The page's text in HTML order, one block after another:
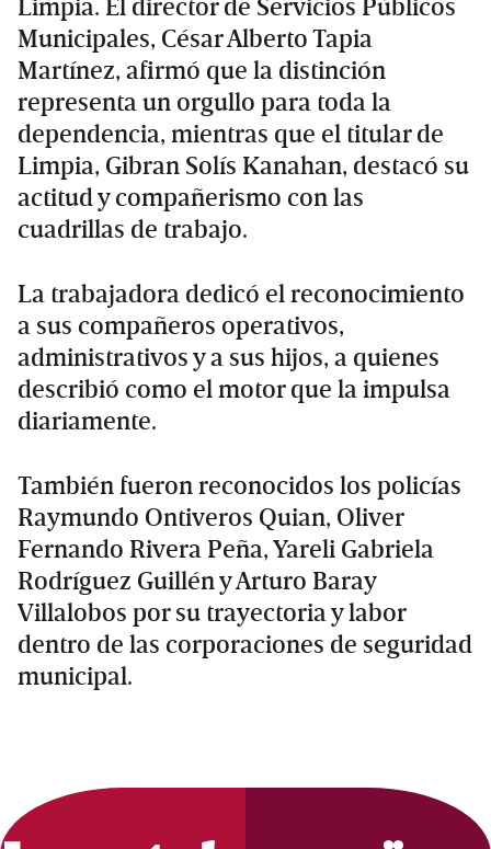
Limpia. El director de Servicios Públicos
Municipales, César Alberto Tapia
Martínez, afirmó que la distinción
representa un orgullo para toda la
dependencia, mientras que el titular de
Limpia, Gibran Solís Kanahan, destacó su
actitud y compañerismo con las
cuadrillas de trabajo.
La trabajadora dedicó el reconocimiento
a sus compañeros operativos,
administrativos y a sus hijos, a quienes
describió como el motor que la impulsa
diariamente.
También fueron reconocidos los policías
Raymundo Ontiveros Quian, Oliver
Fernando Rivera Peña, Yareli Gabriela
Rodríguez Guillén y Arturo Baray
Villalobos por su trayectoria y labor
dentro de las corporaciones de seguridad
municipal.
Primary
Sidebar